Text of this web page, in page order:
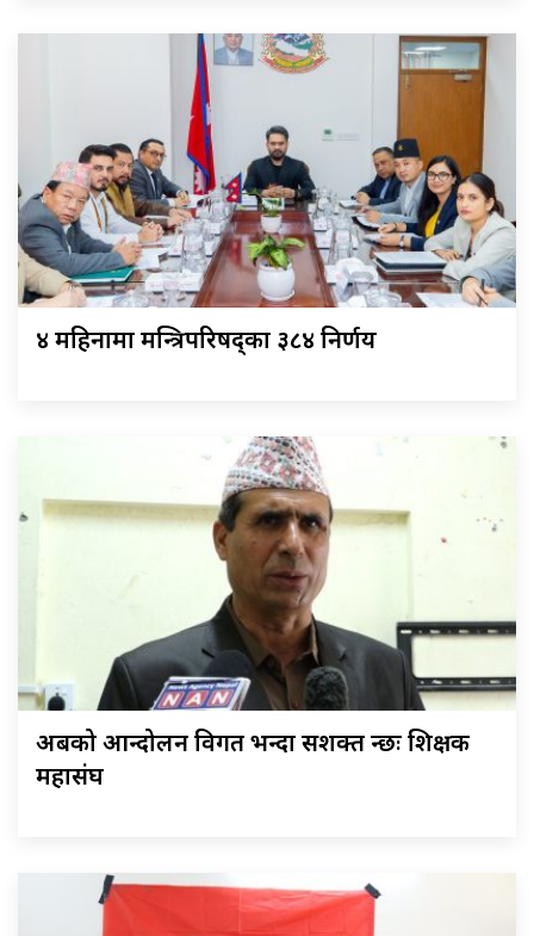
४ महिनामा मन्त्रिपरिषद्का ३८४ निर्णय
अबको आन्दोलन विगत भन्दा सशक्त हुन्छः शिक्षक
महासंघ